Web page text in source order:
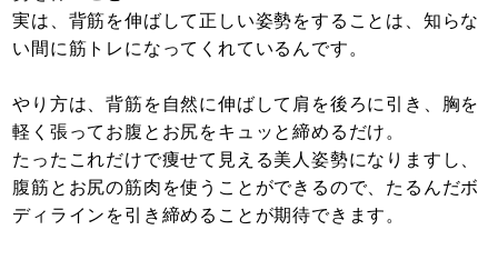
実は、背筋を伸ばして正しい姿勢をすることは、知らな
い間に筋トレになってくれているんです。
やり方は、背筋を自然に伸ばして肩を後ろに引き、胸を
軽く張ってお腹とお尻をキュッと締めるだけ。
たったこれだけで痩せて見える美人姿勢になりますし、
腹筋とお尻の筋肉を使うことができるので、たるんだボ
ディラインを引き締めることが期待できます。